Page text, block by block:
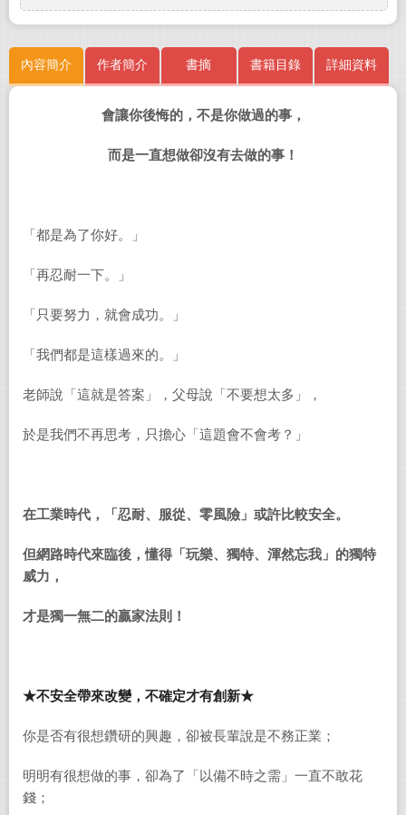
內容簡介 作者簡介 書摘 書籍目錄 詳細資料
會讓你後悔的， 不是你做過的事，
而是一直想做卻沒有去做的事！
「都是為了你好。」
「再忍耐一下。」
「只要努力，就會成功。」
「我們都是這樣過來的。」
老師說「這就是答案」，父母說「不要想太多」，
於是我們不再思考，只擔心「這題會不會考？」
在工業時代，「忍耐、服從、零風險」或許比較安全。
但網路時代來臨後，懂得「玩樂、獨特、渾然忘我」的獨特
威力，
才是獨一無二的贏家法則！
★不安全帶來改變 ，不確定才有創新★
你是否有很想鑽研的興趣，卻被長輩說是不務正業；
明明有很想做的事，卻為了「以備不時之需」一直不敢花
錢；